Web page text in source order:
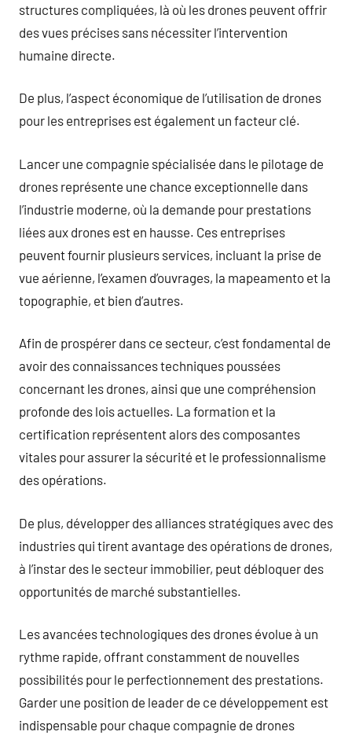
structures compliquées, là où les drones peuvent offrir
des vues précises sans nécessiter l’intervention
humaine directe.
De plus, l’aspect économique de l’utilisation de drones
pour les entreprises est également un facteur clé.
Lancer une compagnie spécialisée dans le pilotage de
drones représente une chance exceptionnelle dans
l’industrie moderne, où la demande pour prestations
liées aux drones est en hausse. Ces entreprises
peuvent fournir plusieurs services, incluant la prise de
vue aérienne, l’examen d’ouvrages, la mapeamento et la
topographie, et bien d’autres.
Afin de prospérer dans ce secteur, c’est fondamental de
avoir des connaissances techniques poussées
concernant les drones, ainsi que une compréhension
profonde des lois actuelles. La formation et la
certification représentent alors des composantes
vitales pour assurer la sécurité et le professionnalisme
des opérations.
De plus, développer des alliances stratégiques avec des
industries qui tirent avantage des opérations de drones,
à l’instar des le secteur immobilier, peut débloquer des
opportunités de marché substantielles.
Les avancées technologiques des drones évolue à un
rythme rapide, offrant constamment de nouvelles
possibilités pour le perfectionnement des prestations.
Garder une position de leader de ce développement est
indispensable pour chaque compagnie de drones